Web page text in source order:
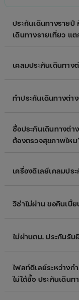
ประกันเดินทางรายปี
เดินทางรายเที่ยว แ
เคลมประกันเดินทาง
ทำประกันเดินทางต่า
ซื้อประกันเดินทางต่า
ต้องตรวจสุขภาพไหม
เครื่องดีเลย์เคลมปร
วีซ่าไม่ผ่าน ขอคืนเบี้ย
ไม่ผ่านตม. ประกันรับ
ไฟลท์ดีเลย์ระหว่างก
ไม่ได้ซื้อ ประกันเดินท